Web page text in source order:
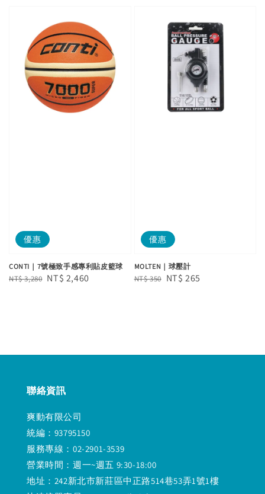
優惠
CONTI｜7號極致手感專利貼皮籃球
Regular
NT$ 3,280 Sale
NT$ 2,460
優惠
MOLTEN｜球壓計
Regular
NT$ 350 Sale
NT$ 265
聯絡資訊
爽動有限公司
統編：93795150
服務專線：02-2901-3539
營業時間：週一~週五 9:30-18:00
地址：242新北市新莊區中正路514巷53弄1號1樓